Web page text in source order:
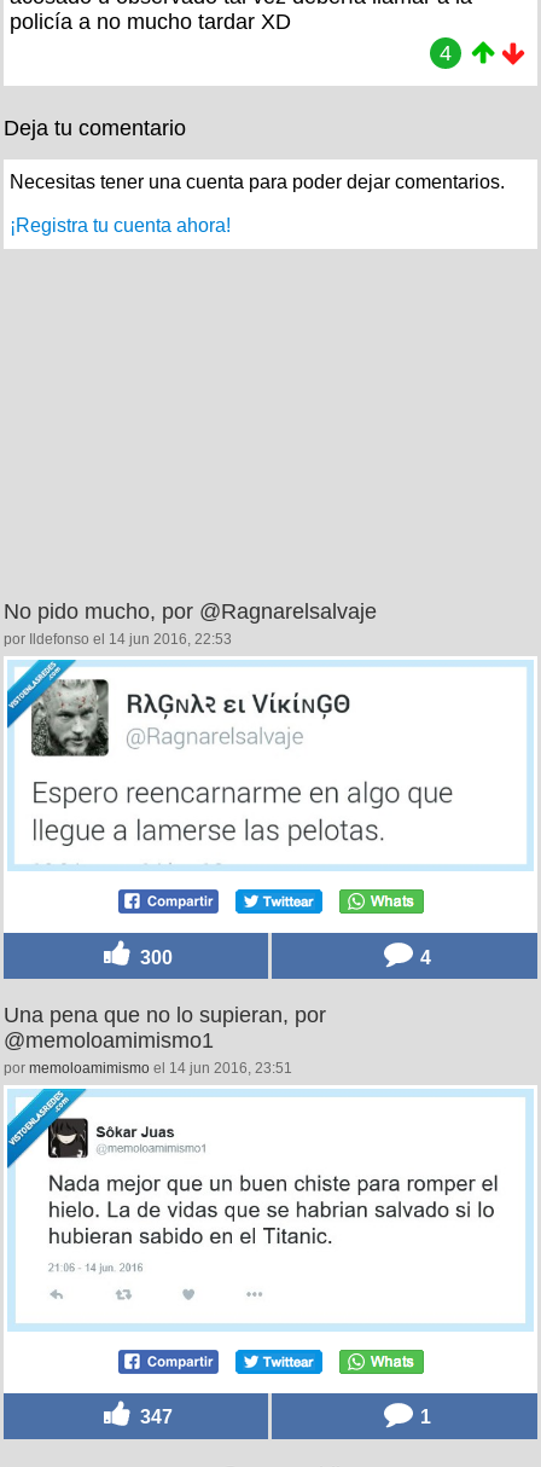
policía a no mucho tardar XD
4
Deja tu comentario
Necesitas tener una cuenta para poder dejar comentarios.
¡Registra tu cuenta ahora!
No pido mucho, por @Ragnarelsalvaje
por Ildefonso el 14 jun 2016, 22:53
300 4
Una pena que no lo supieran, por
@memoloamimismo1
por memoloamimismo el 14 jun 2016, 23:51
347 1